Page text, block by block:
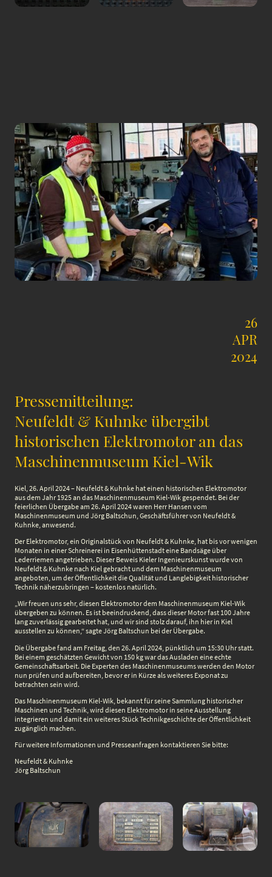
26
APR
2024
Pressemitteilung:
Neufeldt & Kuhnke übergibt
historischen Elektromotor an das
Maschinenmuseum Kiel-Wik
Kiel, 26. April 2024 – Neufeldt & Kuhnke hat einen historischen Elektromotor
aus dem Jahr 1925 an das Maschinenmuseum Kiel-Wik gespendet. Bei der
feierlichen Übergabe am 26. April 2024 waren Herr Hansen vom
Maschinenmuseum und Jörg Baltschun, Geschäftsführer von Neufeldt &
Kuhnke, anwesend.
Der Elektromotor, ein Originalstück von Neufeldt & Kuhnke, hat bis vor wenigen
Monaten in einer Schreinerei in Eisenhüttenstadt eine Bandsäge über
Lederriemen angetrieben. Dieser Beweis Kieler Ingenieurskunst wurde von
Neufeldt & Kuhnke nach Kiel gebracht und dem Maschinenmuseum
angeboten, um der Öffentlichkeit die Qualität und Langlebigkeit historischer
Technik näherzubringen – kostenlos natürlich.
„Wir freuen uns sehr, diesen Elektromotor dem Maschinenmuseum Kiel-Wik
übergeben zu können. Es ist beeindruckend, dass dieser Motor fast 100 Jahre
lang zuverlässig gearbeitet hat, und wir sind stolz darauf, ihn hier in Kiel
ausstellen zu können,“ sagte Jörg Baltschun bei der Übergabe.
Die Übergabe fand am Freitag, den 26. April 2024, pünktlich um 15:30 Uhr statt.
Bei einem geschätzten Gewicht von 150 kg war das Ausladen eine echte
Gemeinschaftsarbeit. Die Experten des Maschinenmuseums werden den Motor
nun prüfen und aufbereiten, bevor er in Kürze als weiteres Exponat zu
betrachten sein wird.
Das Maschinenmuseum Kiel-Wik, bekannt für seine Sammlung historischer
Maschinen und Technik, wird diesen Elektromotor in seine Ausstellung
integrieren und damit ein weiteres Stück Technikgeschichte der Öffentlichkeit
zugänglich machen.
Für weitere Informationen und Presseanfragen kontaktieren Sie bitte:
Neufeldt & Kuhnke
Jörg Baltschun